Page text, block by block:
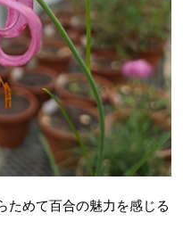
ためて百合の魅力を感じる